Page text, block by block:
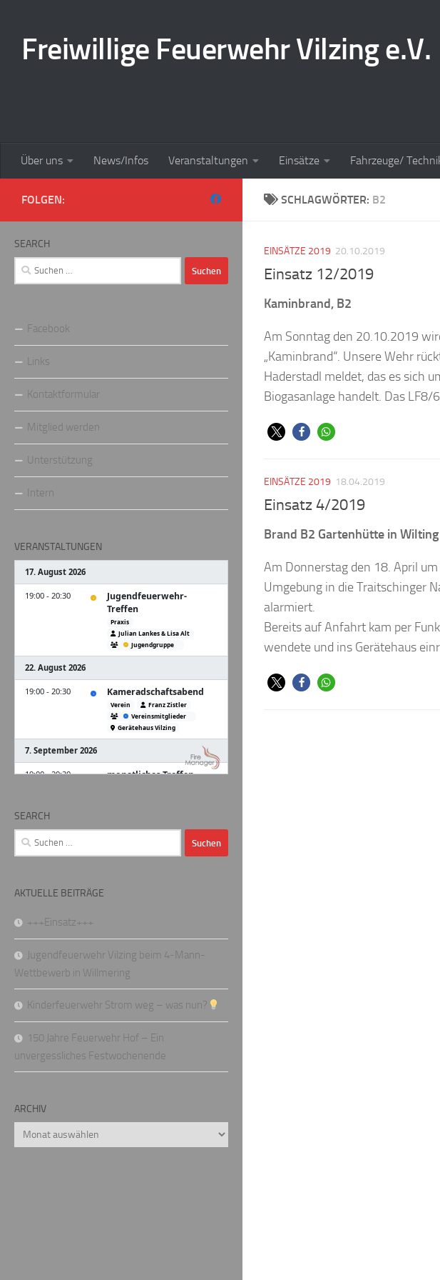
Freiwillige Feuerwehr Vilzing e.V.
Über uns News/Infos Veranstaltungen Einsätze Fahrzeuge/
SCHLAGWÖRTER: B2
EINSÄTZE 2019 20.10.2019
Einsatz 12/2019
Kaminbrand, B2
Am Sonntag den 20.10.2019
„Kaminbrand“. Unsere Wehr
Haderstadl meldet, das es sich
Biogasanlage handelt. Das
EINSÄTZE 2019 18.04.2019
Einsatz 4/2019
Brand B2 Gartenhütte in Wilting
Am Donnerstag den 18. April
Umgebung in die Traitschinger
alarmiert.
Bereits auf Anfahrt kam per
wendete und ins Gerätehaus
FOLGEN:
SEARCH
Suchen
nach:
Facebook
Links
Kontaktformular
Mitglied werden
Unterstützung
Intern
VERANSTALTUNGEN
SEARCH
Suchen
nach:
AKTUELLE BEITRÄGE
+++Einsatz+++
Jugendfeuerwehr Vilzing beim 4-Mann-
Wettbewerb in Willmering
Kinderfeuerwehr Strom weg – was nun?
150 Jahre Feuerwehr Hof – Ein
unvergessliches Festwochenende
ARCHIV
Archiv